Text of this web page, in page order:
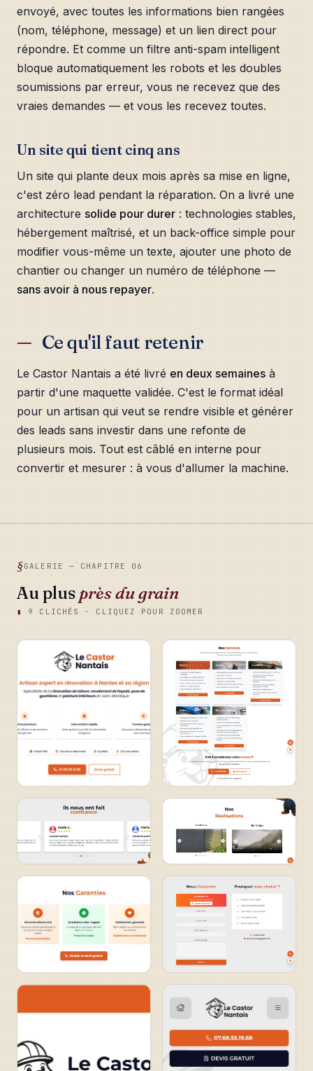
envoyé, avec toutes les informations bien rangées
(nom, téléphone, message) et un lien direct pour
répondre. Et comme un filtre anti-spam intelligent
bloque automatiquement les robots et les doubles
soumissions par erreur, vous ne recevez que des
vraies demandes — et vous les recevez toutes.
Un site qui tient cinq ans
Un site qui plante deux mois après sa mise en ligne,
c'est zéro lead pendant la réparation. On a livré une
architecture solide pour durer : technologies stables,
hébergement maîtrisé, et un back-office simple pour
modifier vous-même un texte, ajouter une photo de
chantier ou changer un numéro de téléphone —
sans avoir à nous repayer.
Ce qu'il faut retenir
Le Castor Nantais a été livré en deux semaines à
partir d'une maquette validée. C'est le format idéal
pour un artisan qui veut se rendre visible et générer
des leads sans investir dans une refonte de
plusieurs mois. Tout est câblé en interne pour
convertir et mesurer : à vous d'allumer la machine.
GALERIE — CHAPITRE 06
Au plus près du grain
▮ 9 CLICHÉS · CLIQUEZ POUR ZOOMER